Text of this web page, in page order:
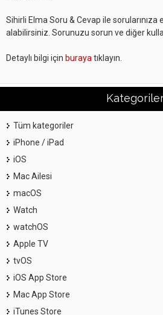
Sihirli Elma Soru & Cevap ile sorularınıza
alabilirsiniz. Sorunuzu sorun ve diğer
Detaylı bilgi için buraya tıklayın.
Tüm kategoriler
iPhone / iPad
iOS
Mac Ailesi
macOS
Watch
watchOS
Apple TV
tvOS
iOS App Store
Mac App Store
iTunes Store